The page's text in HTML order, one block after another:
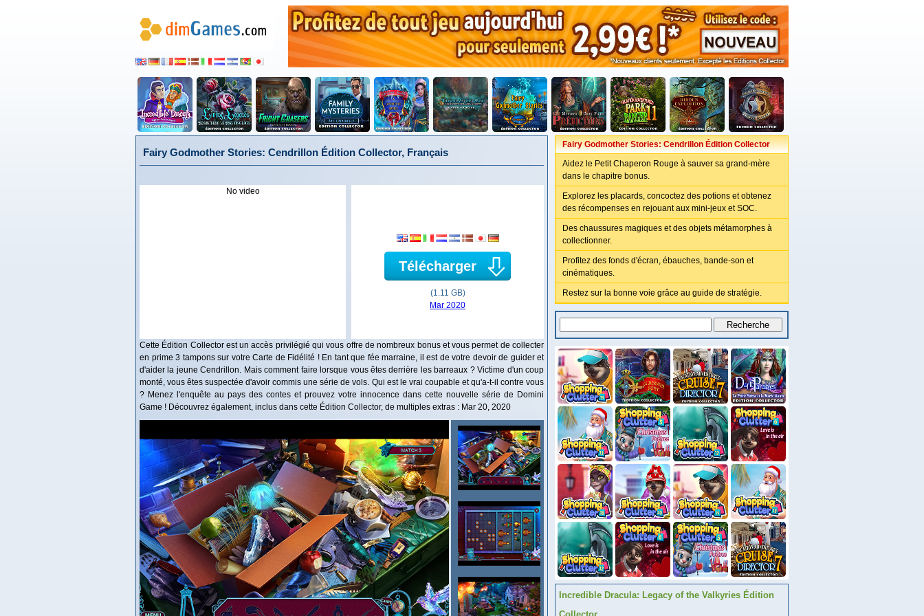
Fairy Godmother Stories: Cendrillon Édition Collector, Français
No video
Télécharger
(1.11 GB)
Mar 2020
Cette Édition Collector est un accès privilégié qui vous offre de nombreux bonus et vous permet de collecter
en prime 3 tampons sur votre Carte de Fidélité ! En tant que fée marraine, il est de votre devoir de guider et
d'aider la jeune Cendrillon. Mais comment faire lorsque vous êtes derrière les barreaux ? Victime d'un coup
monté, vous êtes suspectée d'avoir commis une série de vols. Qui est le vrai coupable et qu'a-t-il contre vous
? Menez l'enquête au pays des contes et prouvez votre innocence dans cette nouvelle série de Domini
Game ! Découvrez également, inclus dans cette Édition Collector, de multiples extras : Mar 20, 2020
Fairy Godmother Stories: Cendrillon Édition Collector
Aidez le Petit Chaperon Rouge à sauver sa grand-mère
dans le chapitre bonus.
Explorez les placards, concoctez des potions et obtenez
des récompenses en rejouant aux mini-jeux et SOC.
Des chaussures magiques et des objets métamorphes à
collectionner.
Profitez des fonds d'écran, ébauches, bande-son et
cinématiques.
Restez sur la bonne voie grâce au guide de stratégie.
Incredible Dracula: Legacy of the Valkyries Édition